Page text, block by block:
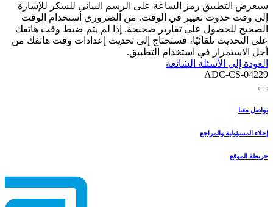
سيعرض التطبيق رمز الساعة على الرسم البياني للسكر للإشارة
إلى وقت حدوث تغيير في الوقت. من الضروري استخدام الوقت
الصحيح للحصول على تقارير صحيحة. إذا لم يتم ضبط وقت هاتفك
على التحديث تلقائيًا، فستحتاج إلى تحديث إعدادات وقت هاتفك من
أجل الاستمرار في استخدام التطبيق.
العودة إلى الأسئلة الشائعة
ADC-CS-04229
تواصل معنا
إخلاء المسؤولية والمراجع
خريطة الموقع